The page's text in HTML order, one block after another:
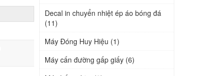
Decal in chuyển nhiệt ép áo bóng đá
(11)
Máy Đóng Huy Hiệu (1)
Máy cấn đường gấp giấy (6)